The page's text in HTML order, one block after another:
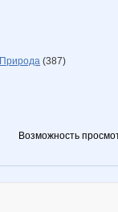
Природа (387)
Возможность